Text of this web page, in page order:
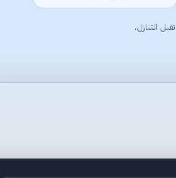
التنازل.